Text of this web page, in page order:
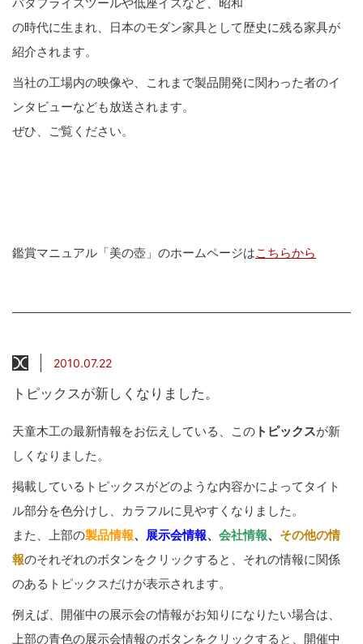
の時代に生まれ、日本のモダン家具として歴史に残る家具が
紹介されます。
当社の工場内の映像や、これまで製品開発に関わった者のイ
ンタビューなども放送されます。
ぜひ、ご覧ください。
鑑賞マニュアル「美の壺」のホームページはこちらから
2010.07.22
トピックスが新しくなりました。
天童木工の最新情報をお伝えしている、この トピックスが新
しくなりました。
掲載しているトピックスがどのような内容かによってタイト
ル部分を色分けし、カラフルに見やすくなりました。
また、上部の製品情報、 展示会情報、 会社情報、 その他の情
報のそれぞれのボタンをクリックすると、それの情報に関係
のあるトピックスだけが表示されます。
例えば、開催中の展示会の情報がお知りになりたい場合は、
上部の青色の展示会情報のボタンをクリックすると、開催中